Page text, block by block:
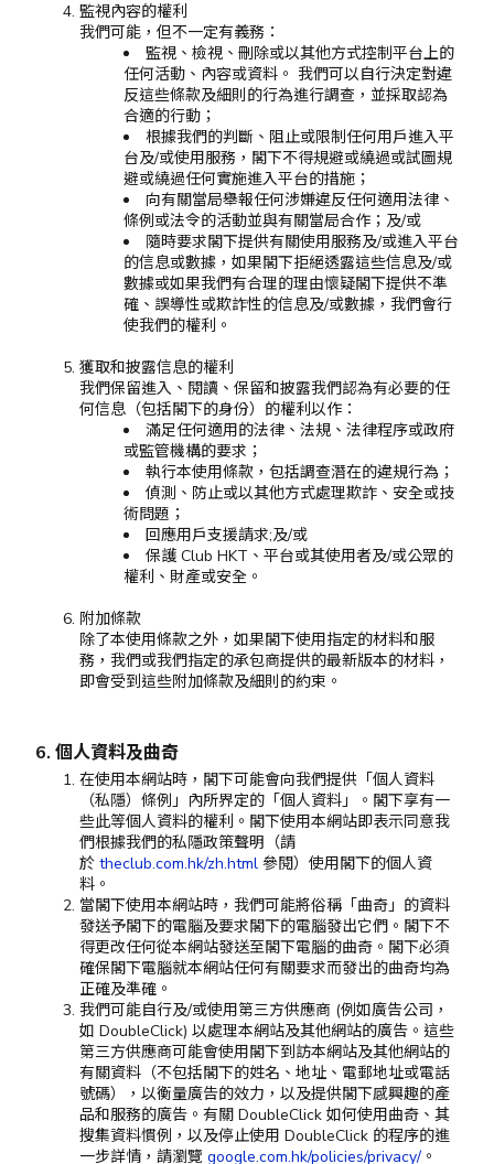
監視內容的權利
我們可能，但不一定有義務：
監視、檢視、刪除或以其他方式控制平台上的
任何活動、內容或資料。 我們可以自行決定對違
反這些條款及細則的行為進行調查，並採取認為
合適的行動；
根據我們的判斷、阻止或限制任何用戶進入平
台及/或使用服務，閣下不得規避或繞過或試圖規
避或繞過任何實施進入平台的措施；
向有關當局舉報任何涉嫌違反任何適用法律、
條例或法令的活動並與有關當局合作；及/或
隨時要求閣下提供有關使用服務及/或進入平台
的信息或數據，如果閣下拒絕透露這些信息及/或
數據或如果我們有合理的理由懷疑閣下提供不準
確、誤導性或欺詐性的信息及/或數據，我們會行
使我們的權利。
獲取和披露信息的權利
我們保留進入、閱讀、保留和披露我們認為有必要的任
何信息（包括閣下的身份）的權利以作：
滿足任何適用的法律、法規、法律程序或政府
或監管機構的要求；
執行本使用條款，包括調查潛在的違規行為；
偵測、防止或以其他方式處理欺詐、安全或技
術問題；
回應用戶支援請求;及/或
保護 Club HKT、平台或其使用者及/或公眾的
權利、財產或安全。
附加條款
除了本使用條款之外，如果閣下使用指定的材料和服
務，我們或我們指定的承包商提供的最新版本的材料，
即會受到這些附加條款及細則的約束。
6. 個人資料及曲奇
在使用本網站時，閣下可能會向我們提供「個人資料
（私隱）條例」內所界定的「個人資料」。閣下享有一
些此等個人資料的權利。閣下使用本網站即表示同意我
們根據我們的私隱政策聲明（請
於 theclub.com.hk/zh.html 參閱）使用閣下的個人資
料。
當閣下使用本網站時，我們可能將俗稱「曲奇」的資料
發送予閣下的電腦及要求閣下的電腦發出它們。閣下不
得更改任何從本網站發送至閣下電腦的曲奇。閣下必須
確保閣下電腦就本網站任何有關要求而發出的曲奇均為
正確及準確。
我們可能自行及/或使用第三方供應商 (例如廣告公司，
如 DoubleClick) 以處理本網站及其他網站的廣告。這些
第三方供應商可能會使用閣下到訪本網站及其他網站的
有關資料（不包括閣下的姓名、地址、電郵地址或電話
號碼），以衡量廣告的效力，以及提供閣下感興趣的產
品和服務的廣告。有關 DoubleClick 如何使用曲奇、其
搜集資料慣例，以及停止使用 DoubleClick 的程序的進
一步詳情，請瀏覽 google.com.hk/policies/privacy/ 。